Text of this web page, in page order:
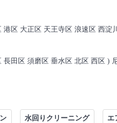
区 大正区 天王寺区 浪速区 西
田区 須磨区 垂水区 北区 西区 )
水回りクリーニング
エ